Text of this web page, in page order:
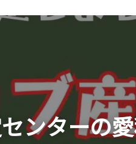
ンターの